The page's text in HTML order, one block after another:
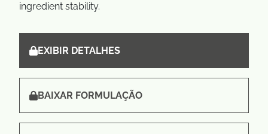
ingredient stability.
EXIBIR DETALHES
BAIXAR FORMULAÇÃO